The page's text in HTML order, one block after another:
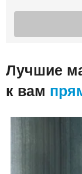
Лучшие
к вам